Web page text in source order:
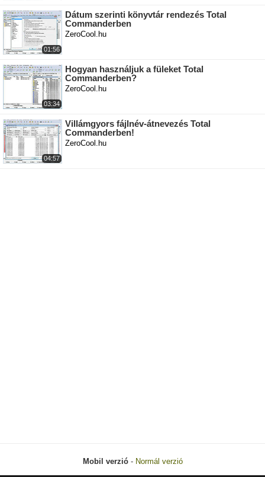
01:56
Dátum szerinti könyvtár rendezés Total
Commanderben
ZeroCool.hu
03:34
Hogyan használjuk a füleket Total
Commanderben?
ZeroCool.hu
04:57
Villámgyors fájlnév-átnevezés Total
Commanderben!
ZeroCool.hu
Mobil verzió- Normál verzió